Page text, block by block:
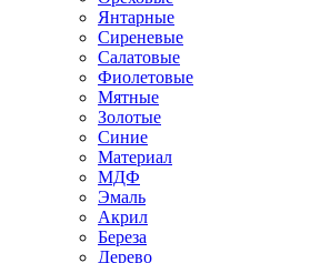
Янтарные
Сиреневые
Салатовые
Фиолетовые
Мятные
Золотые
Синие
Материал
МДФ
Эмаль
Акрил
Береза
Дерево